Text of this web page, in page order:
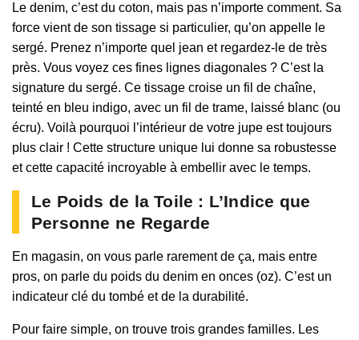
Le denim, c’est du coton, mais pas n’importe comment. Sa
force vient de son tissage si particulier, qu’on appelle le
sergé. Prenez n’importe quel jean et regardez-le de très
près. Vous voyez ces fines lignes diagonales ? C’est la
signature du sergé. Ce tissage croise un fil de chaîne,
teinté en bleu indigo, avec un fil de trame, laissé blanc (ou
écru). Voilà pourquoi l’intérieur de votre jupe est toujours
plus clair ! Cette structure unique lui donne sa robustesse
et cette capacité incroyable à embellir avec le temps.
Le Poids de la Toile : L’Indice que
Personne ne Regarde
En magasin, on vous parle rarement de ça, mais entre
pros, on parle du poids du denim en onces (oz). C’est un
indicateur clé du tombé et de la durabilité.
Pour faire simple, on trouve trois grandes familles. Les